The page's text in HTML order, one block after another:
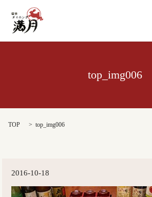
top_img006
TOP top_img006
2016-10-18